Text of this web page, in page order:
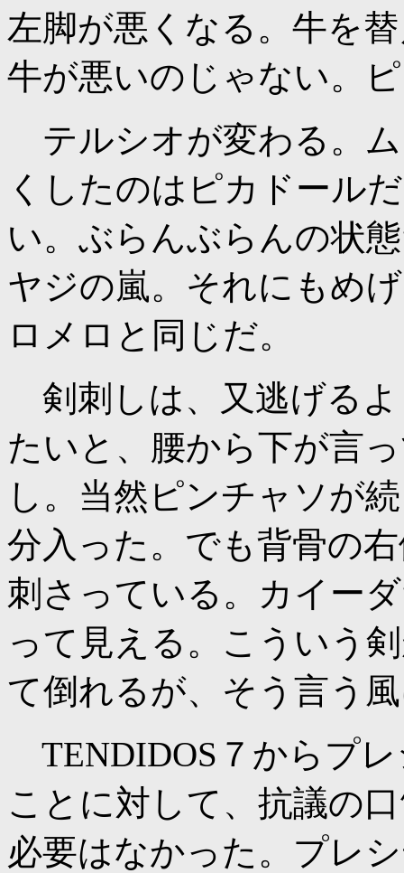
左脚が悪くなる。牛を
牛が悪いのじゃない。
テルシオが変わる。
くしたのはピカドール
い。ぶらんぶらんの状
ヤジの嵐。それにもめ
ロメロと同じだ。
剣刺しは、又逃げる
たいと、腰から下が言
し。当然ピンチャソが
分入った。でも背骨の
刺さっている。カイー
って見える。こういう
て倒れるが、そう言う
TENDIDOS７からプ
ことに対して、抗議の
必要はなかった。プレ